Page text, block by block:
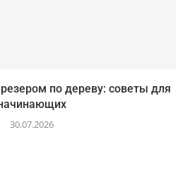
по дереву: советы для
30.07.2026